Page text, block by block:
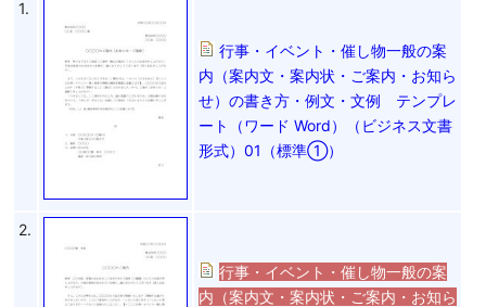
1.
行事・イベント・催し物一般の案
内（案内文・案内状・ご案内・お知ら
せ）の書き方・例文・文例 テンプレ
ート（ワード Word）（ビジネス文書
形式）01（標準①）
2.
行事・イベント・催し物一般の案
内（案内文・案内状・ご案内・お知ら